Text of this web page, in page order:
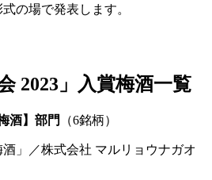
の場で発表します。
2023」入賞梅酒一覧
酒】部門 （6銘柄）
酒」／株式会社 マルリョウナガオ